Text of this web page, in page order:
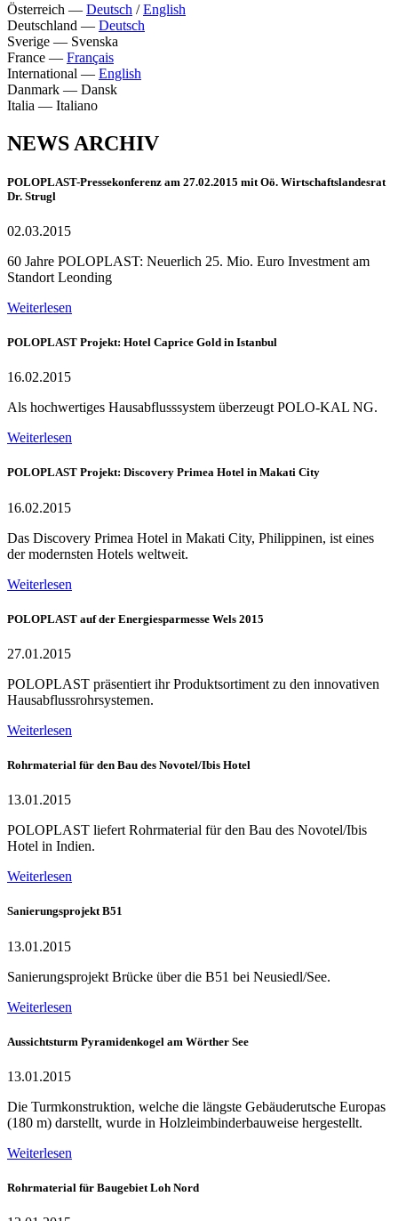
Österreich — Deutsch /English
Deutschland — Deutsch
Sverige — Svenska
France — Français
International — English
Danmark — Dansk
Italia — Italiano
NEWS ARCHIV
POLOPLAST-Pressekonferenz am 27.02.2015 mit Oö. Wirtschaftslandesrat
Dr. Strugl
02.03.2015
60 Jahre POLOPLAST: Neuerlich 25. Mio. Euro Investment am
Standort Leonding
Weiterlesen
POLOPLAST Projekt: Hotel Caprice Gold in Istanbul
16.02.2015
Als hochwertiges Hausabflusssystem überzeugt POLO-KAL NG.
Weiterlesen
POLOPLAST Projekt: Discovery Primea Hotel in Makati City
16.02.2015
Das Discovery Primea Hotel in Makati City, Philippinen, ist eines
der modernsten Hotels weltweit.
Weiterlesen
POLOPLAST auf der Energiesparmesse Wels 2015
27.01.2015
POLOPLAST präsentiert ihr Produktsortiment zu den innovativen
Hausabflussrohrsystemen.
Weiterlesen
Rohrmaterial für den Bau des Novotel/Ibis Hotel
13.01.2015
POLOPLAST liefert Rohrmaterial für den Bau des Novotel/Ibis
Hotel in Indien.
Weiterlesen
Sanierungsprojekt B51
13.01.2015
Sanierungsprojekt Brücke über die B51 bei Neusiedl/See.
Weiterlesen
Aussichtsturm Pyramidenkogel am Wörther See
13.01.2015
Die Turmkonstruktion, welche die längste Gebäuderutsche Europas
(180 m) darstellt, wurde in Holzleimbinderbauweise hergestellt.
Weiterlesen
Rohrmaterial für Baugebiet Loh Nord